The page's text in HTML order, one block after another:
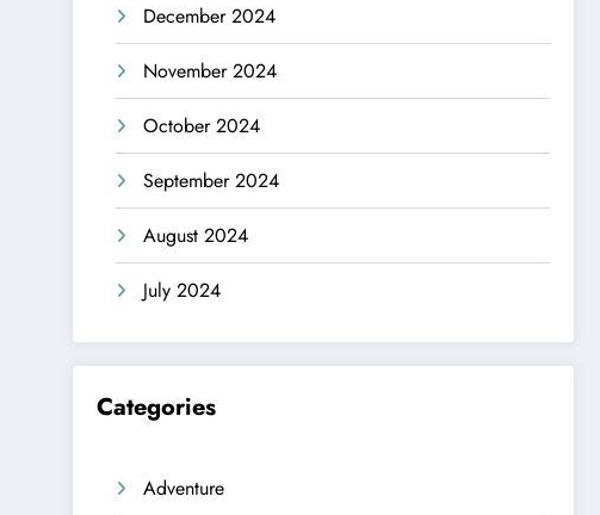
December 2024
November 2024
October 2024
September 2024
August 2024
July 2024
Categories
Adventure